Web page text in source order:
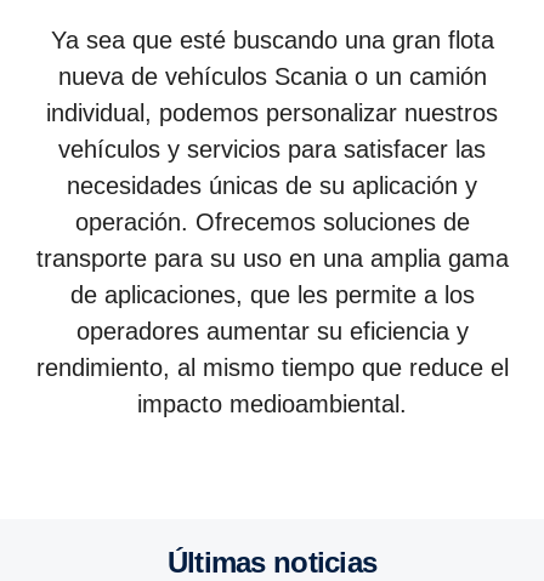
Ya sea que esté buscando una gran flota
nueva de vehículos Scania o un camión
individual, podemos personalizar nuestros
vehículos y servicios para satisfacer las
necesidades únicas de su aplicación y
operación. Ofrecemos soluciones de
transporte para su uso en una amplia gama
de aplicaciones, que les permite a los
operadores aumentar su eficiencia y
rendimiento, al mismo tiempo que reduce el
impacto medioambiental.
Últimas noticias